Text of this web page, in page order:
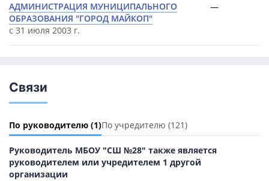
АДМИНИСТРАЦИЯ МУНИЦИПАЛЬНОГО
ОБРАЗОВАНИЯ "ГОРОД МАЙКОП"
с 31 июля 2003 г.
—
Связи
По руководителю (1)По учредителю (121)
Руководитель МБОУ "СШ №28" также является
руководителем или учредителем 1 другой
организации